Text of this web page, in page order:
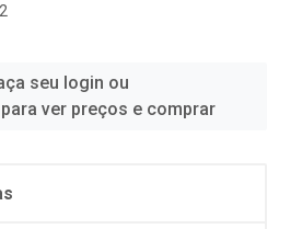
seu login ou
ver preços e comprar